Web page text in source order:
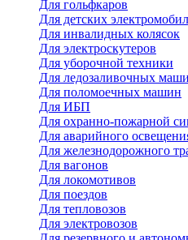
Для гольфкаров
Для детских
Для инвалидных колясок
Для электроскутеров
Для уборочной техники
Для ледозаливочных
Для поломоечных машин
Для ИБП
Для охранно-пожарной
Для аварийного
Для железнодорожного
Для вагонов
Для локомотивов
Для поездов
Для тепловозов
Для электровозов